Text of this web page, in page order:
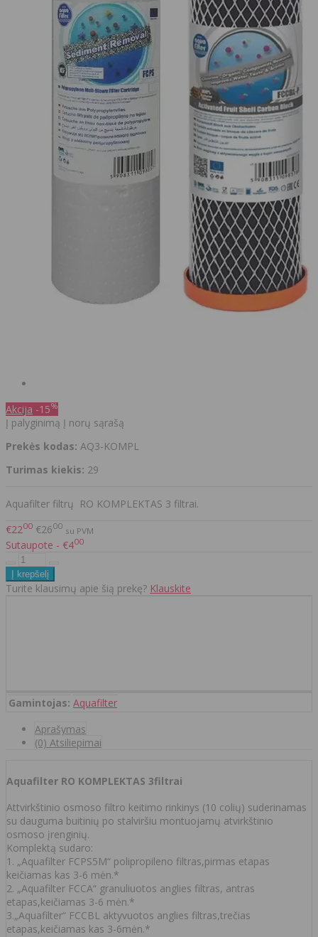
Akcija -15%
Į palyginimą Į norų sąrašą
Prekės kodas: AQ3-KOMPL
Turimas kiekis: 29
Aquafilter filtrų RO KOMPLEKTAS 3 filtrai.
€2200 €2600 su PVM
Sutaupote - €400
Turite klausimų apie šią prekę? Klauskite
Gamintojas: Aquafilter
Aprašymas
(0) Atsiliepimai
Aquafilter RO KOMPLEKTAS 3filtrai
Attvirkštinio osmoso filtro keitimo rinkinys (10 colių) suderinamas
su dauguma buitinių po stalviršiu montuojamų atvirkštinio
osmoso įrenginių.
Komplektą sudaro:
1. „Aquafilter FCPS5M“ polipropileno filtras,pirmas etapas
keičiamas kas 3-6 mėn.*
2. „Aquafilter FCCA“ granuliuotos anglies filtras, antras
etapas,keičiamas 3-6 mėn.*
3.„Aquafilter“ FCCBL aktyvuotos anglies filtras,trečias
etapas,keičiamas kas 3-6mėn.*